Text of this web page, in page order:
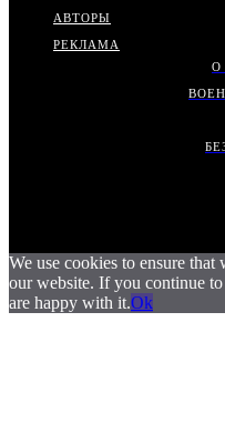
АВТОРЫ
РЕКЛАМА
О
We use cookies to ensure
our website. If you continue
are happy with it.Ok